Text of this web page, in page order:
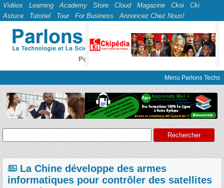
Vidéos Learning Academy Store Cloud Magazine Ckoi
Cki
Astuce
Tutoriel Tour For Business Annoncez Chez Nous!
Menu Parlons Techs
La Chine développe des armes
informatiques pour contrôler des satellites